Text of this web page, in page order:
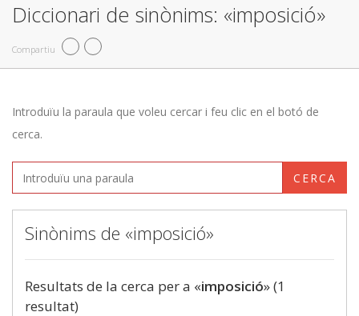
Diccionari de sinònims: «imposició»
Compartiu
Introduïu la paraula que voleu cercar i feu clic en el botó de
cerca.
CERCA
Sinònims de «imposició»
Resultats de la cerca per a «imposició» (1
resultat)